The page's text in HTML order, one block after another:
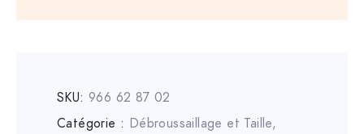
SKU: 966 62 87 02
Catégorie : Débroussaillage et Taille,